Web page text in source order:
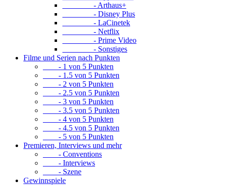
- Arthaus+
- Disney Plus
- LaCinetek
- Netflix
- Prime Video
- Sonstiges
Filme und Serien nach Punkten
- 1 von 5 Punkten
- 1.5 von 5 Punkten
- 2 von 5 Punkten
- 2.5 von 5 Punkten
- 3 von 5 Punkten
- 3.5 von 5 Punkten
- 4 von 5 Punkten
- 4.5 von 5 Punkten
- 5 von 5 Punkten
Premieren, Interviews und mehr
- Conventions
- Interviews
- Szene
Gewinnspiele